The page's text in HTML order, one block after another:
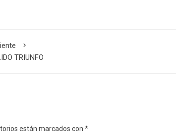
TRIUNFO
están marcados con *